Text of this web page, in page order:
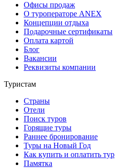
Офисы продаж
О туроператоре ANEX
Концепции отдыха
Подарочные сертификаты
Оплата картой
Блог
Вакансии
Реквизиты компании
Туристам
Страны
Отели
Поиск туров
Горящие туры
Раннее бронирование
Туры на Новый Год
Как купить и оплатить тур
Памятка